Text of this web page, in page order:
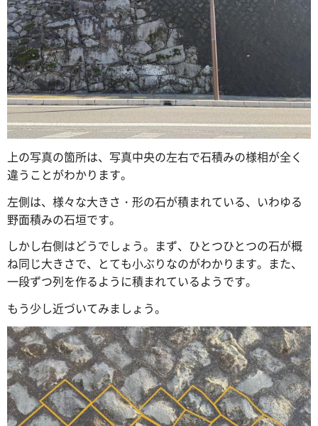
上の写真の箇所は、写真中央の左右で石積みの様相が全く
違うことがわかります。
左側は、様々な大きさ・形の石が積まれている、いわゆる
野面積みの石垣です。
しかし右側はどうでしょう。まず、ひとつひとつの石が概
ね同じ大きさで、とても小ぶりなのがわかります。また、
一段ずつ列を作るように積まれているようです。
もう少し近づいてみましょう。